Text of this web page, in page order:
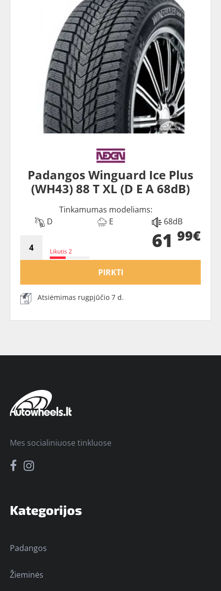
Padangos Winguard Ice Plus
(WH43) 88 T XL (D E A 68dB)
Tinkamumas modeliams:
D
E 68dB
Likutis 2 61 99€
PIRKTI
Atsiėmimas rugpjūčio 7 d.
Kategorijos
Padangos
Žieminės
Mes socialiniuose tinkluose